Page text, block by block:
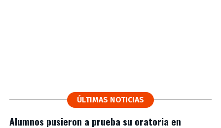
ÚLTIMAS NOTICIAS
Alumnos pusieron a prueba su oratoria en